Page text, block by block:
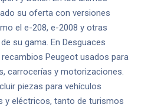
su oferta con versiones
el e-208, e-2008 y otras
su gama. En Desguaces
Peugeot usados para
carrocerías y motorizaciones.
piezas para vehículos
y eléctricos, tanto de turismos